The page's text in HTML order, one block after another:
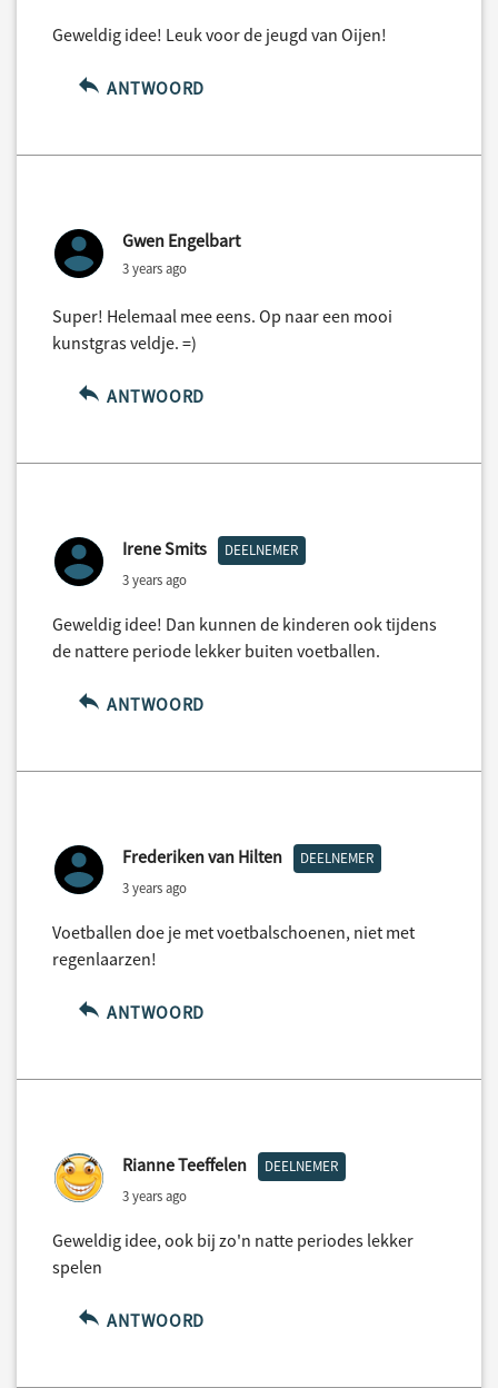
Geweldig idee! Leuk voor de jeugd van Oijen!
ANTWOORD
Gwen Engelbart
3 years ago
Super! Helemaal mee eens. Op naar een mooi
kunstgras veldje. =)
ANTWOORD
Irene Smits DEELNEMER
3 years ago
Geweldig idee! Dan kunnen de kinderen ook tijdens
de nattere periode lekker buiten voetballen.
ANTWOORD
Frederiken van Hilten DEELNEMER
3 years ago
Voetballen doe je met voetbalschoenen, niet met
regenlaarzen!
ANTWOORD
Rianne Teeffelen DEELNEMER
3 years ago
Geweldig idee, ook bij zo'n natte periodes lekker
spelen
ANTWOORD